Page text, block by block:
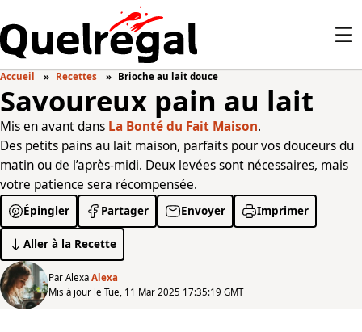
Accueil Recettes Brioche au lait douce
Savoureux pain au lait
Mis en avant dans La Bonté du Fait Maison.
Des petits pains au lait maison, parfaits pour vos douceurs du
matin ou de l’après-midi. Deux levées sont nécessaires, mais
votre patience sera récompensée.
Épingler Partager Envoyer Imprimer
Aller à la Recette
Par Alexa Alexa
Mis à jour le Tue, 11 Mar 2025 17:35:19 GMT